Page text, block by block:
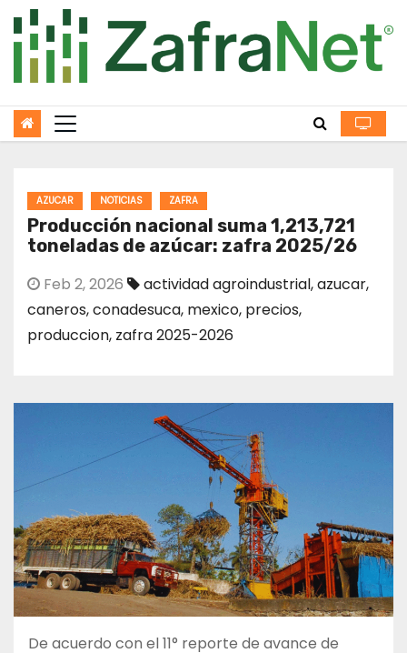
to
content
AZUCAR NOTICIAS ZAFRA
Producción nacional suma 1,213,721
toneladas de azúcar: zafra 2025/26
Feb 2, 2026 actividad agroindustrial,azucar,
caneros,conadesuca, mexico, precios,
produccion, zafra 2025-2026
De acuerdo con el 11° reporte de avance de